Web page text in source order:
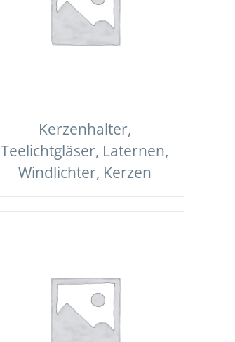
Kerzenhalter,
Teelichtgläser, Laternen,
Windlichter, Kerzen